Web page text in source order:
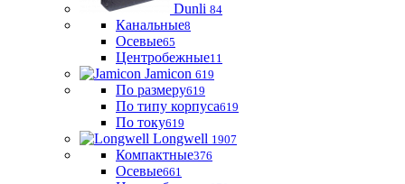
Dunli 84
Канальные8
Осевые65
Центробежные11
Jamicon 619
По размеру619
По типу корпуса619
По току619
Longwell 1907
Компактные376
Осевые661